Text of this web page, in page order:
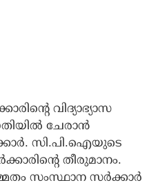
വിദ്യാഭ്യാസ
ചേരാന്‍
സി.പി.ഐയുടെ
തീരുമാനം.
സംസ്ഥാന സര്‍ക്കാര്‍